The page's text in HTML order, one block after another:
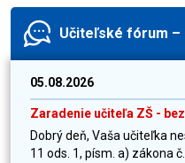
Učiteľské fórum –
05.08.2026
Zaradenie učiteľa ZŠ -
Dobrý deň, Vaša učiteľka
11 ods. 1, písm. a) zákona